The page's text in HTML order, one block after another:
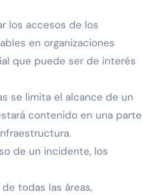
los accesos de los
en organizaciones
que puede ser de interés
se limita el alcance de un
contenido en una parte
de un incidente, los
todas las áreas,